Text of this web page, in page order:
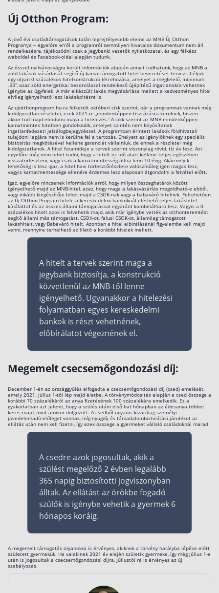
Új Otthon Program:
A jövő évi családtámogatások talán legrejtélyesebb eleme az MNB Új Otthon
Programja – egyelőre erről a programról semmilyen hivatalos dokumentum nem áll
rendelkezésre, tájékozódni csak a jegybanki vezetők nyilatkozatai, és egy félkész
weboldal és Facebook-oldal alapján tudunk.
Az ősszel nyilvánosságra került információk alapján annyit tudhatunk, hogy az MNB a
zöld lakások vásárlását segítő új kamattámogatott hitel bevezetését tervezi. Céljuk
egy olyan 0 százalékos hitelkonstrukció létrehozása, amelyet a megfelelő, minimum
„BB”, azaz zöld energetikai besorolással rendelkező újépítésű ingatlanokra vehetnek
igénybe az ügyfelek. A már elkészült lakás megvásárlása mellett a kedvezményes hitel
elvileg igényelhető lesz lakásépítésre is.
Az ujotthonprogram.hu-ra felkerült októberi cikk szerint, bár a programnak vannak még
kidolgozatlan részletei, ezek 2021-re „mindenképpen tisztázásra kerülnek, hiszen
akkor tud majd elindulni maga a hitelezés.” A cikk szerint az MNB mindenképpen
kamatmentes hitelben gondolkodik, amelyet szintén nem folyósítanak
ingatlanfedezeti jelzálogbejegyzéssel. A programban érintett lakások földhivatali
tulajdoni lapjára nem is kerülne fel a tartozás, Ehelyett az igénylőknek egy speciális
biztosítás megkötésével kellene garanciát vállalniuk, de ennek a részletei még
kidolgozatlanok. A hitel futamideje a tervek szerint viszonylag rövid, tíz év lesz. Azt
egyelőre még nem lehet tudni, hogy a hitelt ez idő alatt kellene teljes egészében
visszatörleszteni, vagy csak a kamatmentesség állna fenn 10 évig. Akármelyik
lehetőség is lesz igaz, a hitel havi törlesztőrészlete valószínűleg igen magas lesz,
vagyis kamatmentessége ellenére érdemes lesz alaposan átgondolni a felvétel előtt.
Igaz, egyelőre nincsenek információk arról, hogy milyen összeghatárok között
igényelhető majd az MNB-hitel, azaz, hogy maga a lakásvásárlás megoldható-e ebből,
vagy inkább kiegészítője lehet majd a CSOK-nak vagy a babaváró hitelnek. Feltehetően
az Új Otthon Program hitele a kereskedelmi bankoknál elérhető teljes lakáshitel
kínálattal és az összes állami támogatással egyaránt kombinálható lesz. Vagyis a 0
százalékos hitelt azok is felvehetik majd, akik már igénybe vették az otthonteremtést
segítő állami más támogatást, CSOK-ot, falusi CSOK-ot, államilag támogatott
lakáshitelt, vagy Babaváró hitelt. Azonban a hitel elbírálásánál figyelembe kell majd
venni, mennyire terhelhető az illető a korábbi hitelek mellett.
A hitelt a tervek szerint maga a
jegybank biztosítja, a konstrukció
közvetlenül az MNB-től lenne
igényelhető. Ugyanakkor a hitelezési
folyamatban egyes kereskedelmi
bankok is részt vehetnének,
előbírálatot végeznének el.
Megemelt csecsemőgondozási díj:
December 1-én az országgyűlés elfogadta a csecsemőgondozási díj (csed) emelését,
amely 2021. július 1-től lép majd életbe. A törvénymódosítás alapján a csed összege a
korábbi 70 százalékáról az anya fizetésének 100 százalékára emelkedik. Ez a
gyakorlatban azt jelenti, hogy a szülés utáni első hat hónapban az édesanya többet
keres majd, mint amikor dolgozott. A csedből ugyanis kizárólag személyi
jövedelemadó-előleget vonnak, míg nyugdíj és társadalombiztosítási járulékot az
ellátás után nem kell fizetni, így ezek összege a gyermeket vállaló családoknál marad.
A csedre azok jogosultak, akik a
szülést megelőző 2 évben legalább
365 napig biztosítotti jogviszonyban
álltak. Az ellátást az örökbe fogadó
szülők is igénybe vehetik a gyermek 6
hónapos koráig.
A megemelt támogatás olyanokra is érvényes, akiknek a törvény hatályba lépése előtt
született gyermekük. Ha valakinek 2021 év elején születik gyermeke, így még július 1-e
után is jogosultak a csecsemőgondozási díjra, júliustól rá is érvényes az új
szabályozás.